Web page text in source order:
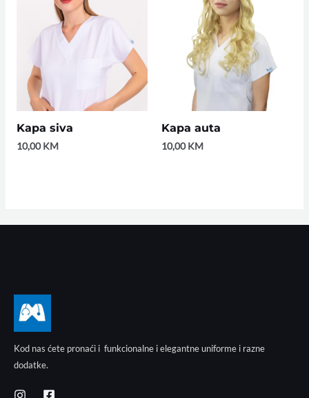
Kapa siva
10,00KM
Kapa auta
10,00KM
Kod nas ćete pronaći i funkcionalne i elegantne uniforme i razne
dodatke.